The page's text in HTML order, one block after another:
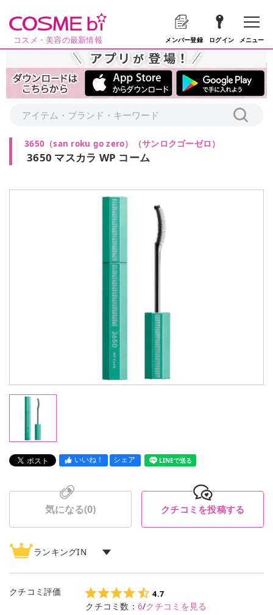
コスメ・美容の最新情報 メンバー登録 ログイン メニュー
3650（san roku go zero） （サンロクゴーゼロ ）
3650 マスカラ WP コーム
いいね！ シェア LINEで送る
気になる(0) クチコミを投稿する
ランキングIN
マスカラランキング2位
クチコミ評価
4.7
クチコミ数： 6/クチコミを見る